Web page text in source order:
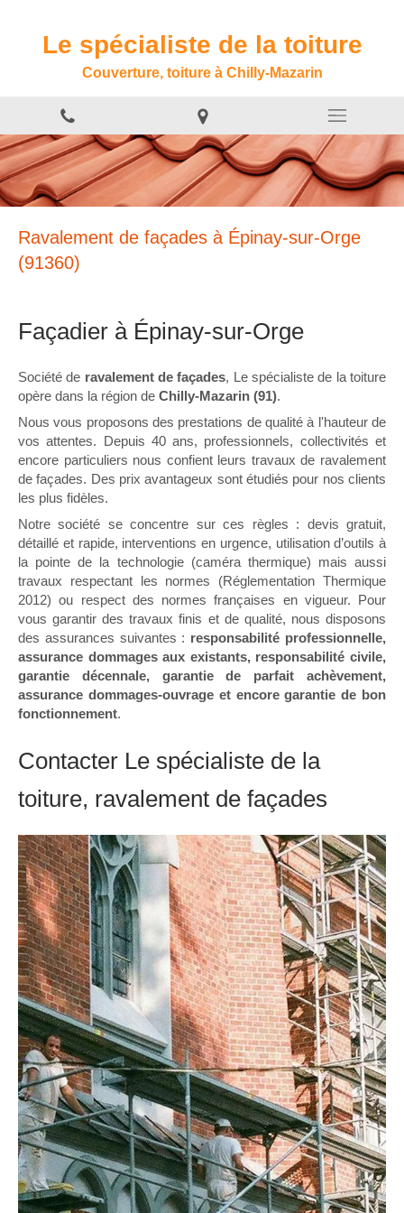
Le spécialiste de la toiture
Couverture, toiture à Chilly-Mazarin
Ravalement de façades à Épinay-sur-Orge
(91360)
Façadier à Épinay-sur-Orge
Société de ravalement de façades, Le spécialiste de la toiture
opère dans la région de Chilly-Mazarin (91).
Nous vous proposons des prestations de qualité à l'hauteur de
vos attentes. Depuis 40 ans, professionnels, collectivités et
encore particuliers nous confient leurs travaux de ravalement
de façades. Des prix avantageux sont étudiés pour nos clients
les plus fidèles.
Notre société se concentre sur ces règles : devis gratuit,
détaillé et rapide, interventions en urgence, utilisation d’outils à
la pointe de la technologie (caméra thermique) mais aussi
travaux respectant les normes (Réglementation Thermique
2012) ou respect des normes françaises en vigueur. Pour
vous garantir des travaux finis et de qualité, nous disposons
des assurances suivantes : responsabilité professionnelle,
assurance dommages aux existants, responsabilité civile,
garantie décennale, garantie de parfait achèvement,
assurance dommages-ouvrage et encore garantie de bon
fonctionnement.
Contacter Le spécialiste de la
toiture, ravalement de façades